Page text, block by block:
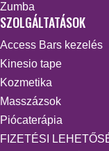
Zumba
SZOLGÁLTATÁSOK
Access Bars kezelés
Kinesio tape
Kozmetika
Masszázsok
Piócaterápia
FIZETÉSI